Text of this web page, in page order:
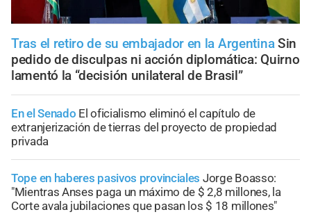
Tras el retiro de su embajador en la Argentina Sin
pedido de disculpas ni acción diplomática: Quirno
lamentó la “decisión unilateral de Brasil”
En el Senado El oficialismo eliminó el capítulo de
extranjerización de tierras del proyecto de propiedad
privada
Tope en haberes pasivos provinciales Jorge Boasso:
"Mientras Anses paga un máximo de $ 2,8 millones, la
Corte avala jubilaciones que pasan los $ 18 millones"